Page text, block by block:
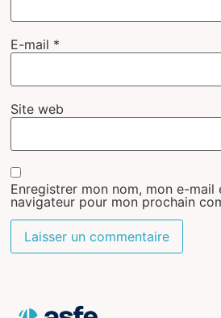
E-mail *
Site web
Enregistrer mon nom, mon e-mail
navigateur pour mon prochain